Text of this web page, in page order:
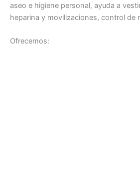
aseo e higiene personal, ayuda a
heparina y movilizaciones, control de
Ofrecemos: